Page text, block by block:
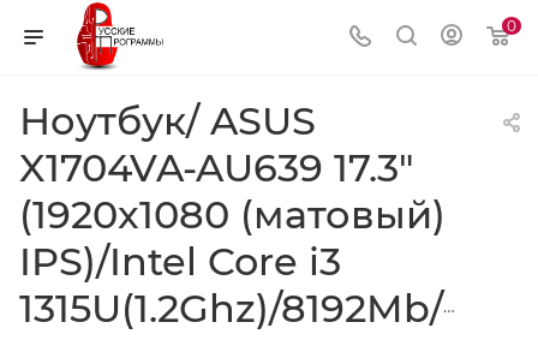
0
Ноутбук/ ASUS
X1704VA-AU639 17.3"
(1920x1080 (матовый)
IPS)/Intel Core i3
1315U(1.2Ghz)/8192Mb/